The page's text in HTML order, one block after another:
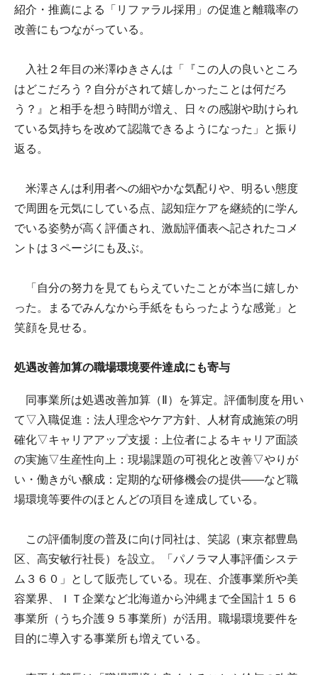
紹介・推薦による「リファラル採用」の促進と離職率の
改善にもつながっている。
入社２年目の米澤ゆきさんは「『この人の良いところ
はどこだろう？自分がされて嬉しかったことは何だろ
う？』と相手を想う時間が増え、日々の感謝や助けられ
ている気持ちを改めて認識できるようになった」と振り
返る。
米澤さんは利用者への細やかな気配りや、明るい態度
で周囲を元気にしている点、認知症ケアを継続的に学ん
でいる姿勢が高く評価され、激励評価表へ記されたコメ
ントは３ページにも及ぶ。
「自分の努力を見てもらえていたことが本当に嬉しか
った。まるでみんなから手紙をもらったような感覚」と
笑顔を見せる。
処遇改善加算の職場環境要件達成にも寄与
同事業所は処遇改善加算（Ⅱ）を算定。評価制度を用い
て▽入職促進：法人理念やケア方針、人材育成施策の明
確化▽キャリアアップ支援：上位者によるキャリア面談
の実施▽生産性向上：現場課題の可視化と改善▽やりが
い・働きがい醸成：定期的な研修機会の提供――など職
場環境等要件のほとんどの項目を達成している。
この評価制度の普及に向け同社は、笑認（東京都豊島
区、高安敏行社長）を設立。「パノラマ人事評価システ
ム３６０」として販売している。現在、介護事業所や美
容業界、ＩＴ企業など北海道から沖縄まで全国計１５６
事業所（うち介護９５事業所）が活用。職場環境要件を
目的に導入する事業所も増えている。